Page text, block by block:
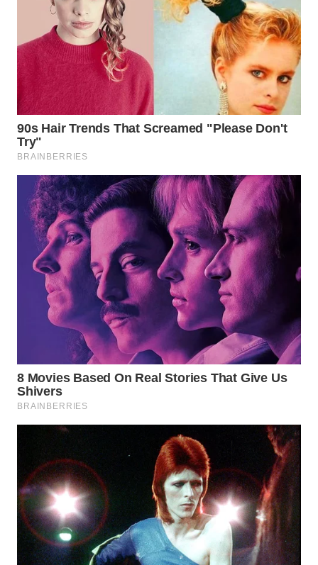
WN
DEPOK
WN
TAPANULI
UTARA
SAMOSIR
WN
PADANG
LAWAS
WN
SUMEDANG
WN
WN
KEPULAUAN
SERIBU
WN
BINJAI
WN
CIREBON